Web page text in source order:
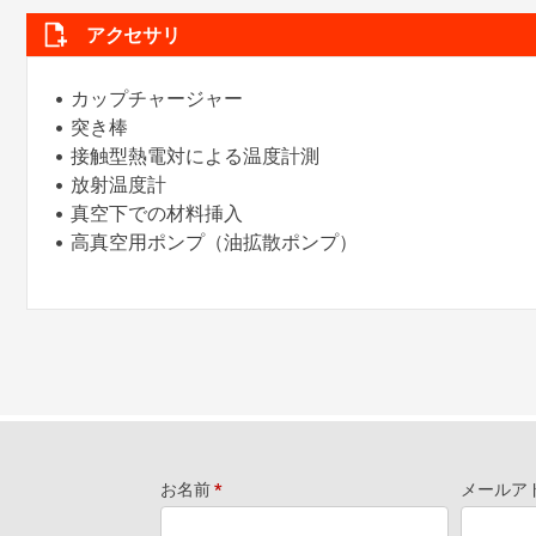
アクセサリ
• カップチャージャー
• 突き棒
• 接触型熱電対による温度計測
• 放射温度計
• 真空下での材料挿入
• 高真空用ポンプ（油拡散ポンプ）
Request
お名前* メールア